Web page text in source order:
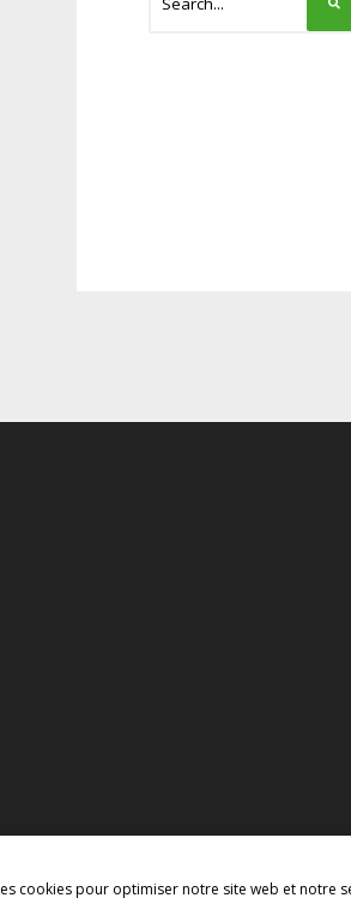
cookies pour optimiser notre site web et notre